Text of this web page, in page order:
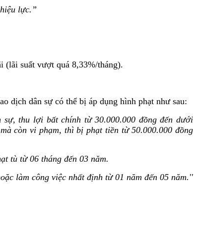
lực.”
(lãi suất vượt quá 8,33%/tháng).
dịch dân sự có thể bị áp dụng hình phạt như sau:
thu lợi bất chính từ 30.000.000 đồng đến dưới
còn vi phạm, thì bị phạt tiền từ 50.000.000 đồng
tù từ 06 tháng đến 03 năm.
làm công việc nhất định từ 01 năm đến 05 năm.''